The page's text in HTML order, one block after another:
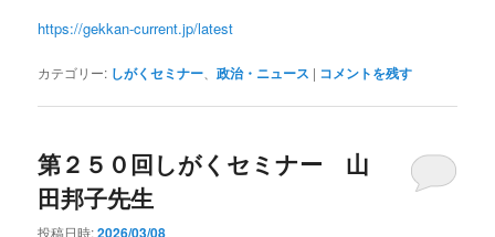
https://gekkan-current.jp/latest
カテゴリー: しがくセミナー 、政治・ニュース | コメントを残す
第２５０回しがくセミナー 山
田邦子先生
投稿日時:2026/03/08